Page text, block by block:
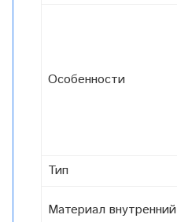
Особенности
Тип
Материал внутренний